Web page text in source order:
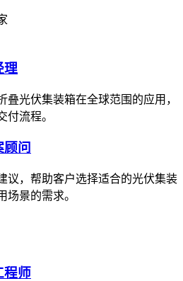
理
叠光伏集装箱在全球范围的应用，
付流程。
顾问
议，帮助客户选择适合的光伏集装
场景的需求。
程师